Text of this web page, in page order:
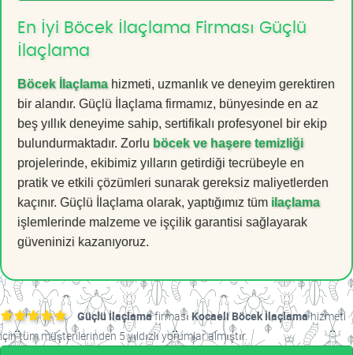
En İyi Böcek İlaçlama Firması Güçlü
İlaçlama
Böcek İlaçlamahizmeti, uzmanlık ve deneyim gerektiren
bir alandır. Güçlü İlaçlama firmamız, bünyesinde en az
beş yıllık deneyime sahip, sertifikalı profesyonel bir ekip
bulundurmaktadır. Zorlu böcek ve haşere temizliği
projelerinde, ekibimiz yılların getirdiği tecrübeyle en
pratik ve etkili çözümleri sunarak gereksiz maliyetlerden
kaçınır. Güçlü İlaçlama olarak, yaptığımız tüm ilaçlama
işlemlerinde malzeme ve işçilik garantisi sağlayarak
güveninizi kazanıyoruz.
Güçlü İlaçlamafirmasıKocaeli Böcek İlaçlamahizmeti
için tüm müşterilerinden 5 yıldızlı yorumlar almıştır.